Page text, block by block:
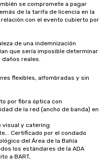
o se compromete a pagar
de la tarifa de licencia en la
con el evento cubierto por
de una indemnización
que sería imposible determinar
reales.
flexibles, alfombradas y sin
por fibra óptica con
visual y catering
Certificado por el condado
los estándares de la ADA
a BART,